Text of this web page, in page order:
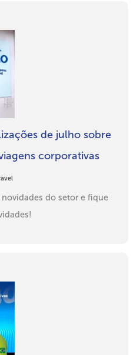
de julho sobre
corporativas
do setor e fique